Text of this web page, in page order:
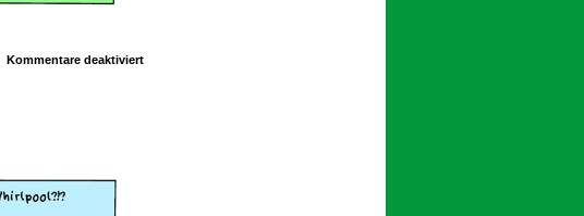
Kommentare deaktiviertfür